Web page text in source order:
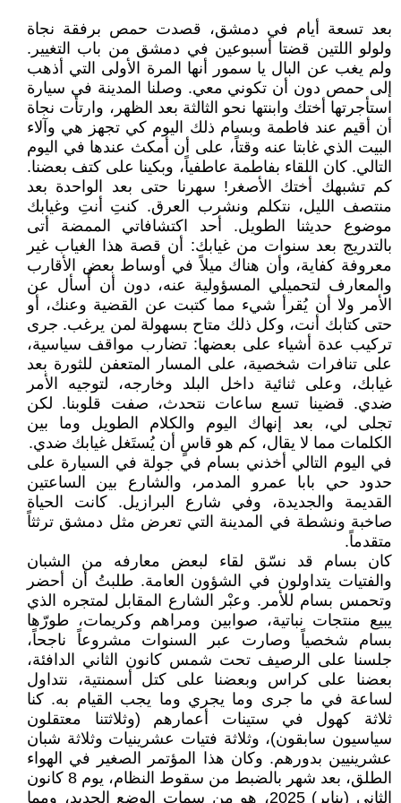
بعد تسعة أيام في دمشق، قصدت حمص برفقة نجاة
ولولو اللتين قضتا أسبوعين في دمشق من باب التغيير.
ولم يغب عن البال يا سمور أنها المرة الأولى التي أذهب
إلى حمص دون أن تكوني معي. وصلنا المدينة في سيارة
استأجرتها أختك وابنتها نحو الثالثة بعد الظهر، وارتأت نجاة
أن أقيم عند فاطمة وبسام ذلك اليوم كي تجهز هي وآلاء
البيت الذي غابتا عنه وقتاً، على أن أمكث عندها في اليوم
التالي. كان اللقاء بفاطمة عاطفياً، وبكينا على كتف بعضنا.
كم تشبهك أختك الأصغر! سهرنا حتى بعد الواحدة بعد
منتصف الليل، نتكلم ونشرب العرق. كنتِ أنتِ وغيابك
موضوع حديثنا الطويل. أحد اكتشافاتي الممضة أتى
بالتدريج بعد سنوات من غيابك: أن قصة هذا الغياب غير
معروفة كفاية، وأن هناك ميلاً في أوساط بعض الأقارب
والمعارف لتحميلي المسؤولية عنه، دون أن أُسأل عن
الأمر ولا أن يُقرأ شيء مما كتبت عن القضية وعنك، أو
حتى كتابك أنت، وكل ذلك متاح بسهولة لمن يرغب. جرى
تركيب عدة أشياء على بعضها: تضارب مواقف سياسية،
على تنافرات شخصية، على المسار المتعفن للثورة بعد
غيابك، وعلى ثنائية داخل البلد وخارجه، لتوجيه الأمر
ضدي. قضينا تسع ساعات نتحدث، صفت قلوبنا. لكن
تجلى لي، بعد إنهاك اليوم والكلام الطويل وما بين
الكلمات مما لا يقال، كم هو قاسٍ أن يُستَغل غيابك ضدي.
في اليوم التالي أخذني بسام في جولة في السيارة على
حدود حي بابا عمرو المدمر، والشارع بين الساعتين
القديمة والجديدة، وفي شارع البرازيل. كانت الحياة
صاخبة ونشطة في المدينة التي تعرض مثل دمشق ترثثاً
متقدماً.
كان بسام قد نسّق لقاء لبعض معارفه من الشبان
والفتيات يتداولون في الشؤون العامة. طلبتُ أن أحضر
وتحمس بسام للأمر. وعبْر الشارع المقابل لمتجره الذي
يبيع منتجات نباتية، صوابين ومراهم وكريمات، طورّها
بسام شخصياً وصارت عبر السنوات مشروعاً ناجحاً،
جلسنا على الرصيف تحت شمس كانون الثاني الدافئة،
بعضنا على كراس وبعضنا على كتل أسمنتية، نتداول
لساعة في ما جرى وما يجري وما يجب القيام به. كنا
ثلاثة كهول في ستينات أعمارهم (وثلاثتنا معتقلون
سياسيون سابقون)، وثلاثة فتيات عشرينيات وثلاثة شبان
عشرينيين بدورهم. وكان هذا المؤتمر الصغير في الهواء
الطلق، بعد شهر بالضبط من سقوط النظام، يوم 8 كانون
الثاني (يناير) 2025، هو من سمات الوضع الجديد، ومما